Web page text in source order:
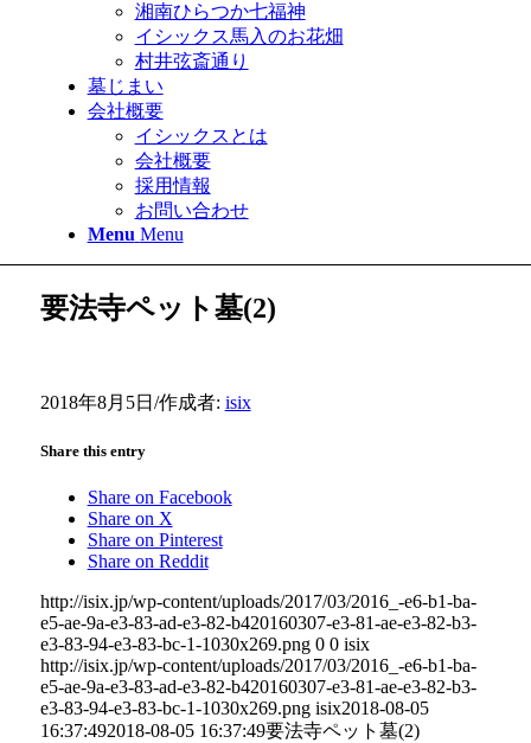
湘南ひらつか七福神
イシックス馬入のお花畑
村井弦斎通り
墓じまい
会社概要
イシックスとは
会社概要
採用情報
お問い合わせ
Menu Menu
要法寺ペット墓(2)
2018年8月5日 /作成者: isix
Share this entry
Share on Facebook
Share on X
Share on Pinterest
Share on Reddit
http://isix.jp/wp-content/uploads/2017/03/2016_-e6-b1-ba-
e5-ae-9a-e3-83-ad-e3-82-b420160307-e3-81-ae-e3-82-b3-
e3-83-94-e3-83-bc-1-1030x269.png 0 0 isix
http://isix.jp/wp-content/uploads/2017/03/2016_-e6-b1-ba-
e5-ae-9a-e3-83-ad-e3-82-b420160307-e3-81-ae-e3-82-b3-
e3-83-94-e3-83-bc-1-1030x269.png isix2018-08-05
16:37:492018-08-05 16:37:49要法寺ペット墓(2)